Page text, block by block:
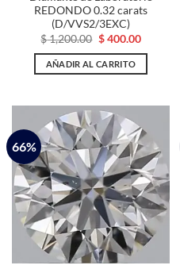
REDONDO 0.32 carats
(D/VVS2/3EXC)
$1,200.00 El
original
era:
$400.00El
actual
AÑADIR AL CARRITO
66%